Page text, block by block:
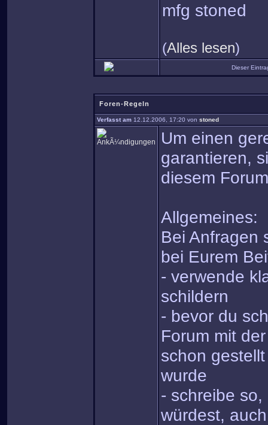
mfg stoned
(Alles lesen)
Dieser
Foren-Regeln
Verfasst am 12.12.2006, 17:20 von stoned
Um einen
garantieren,
diesem
Allgemeines:
Bei Anfragen
bei Eurem
- verwende
schildern
- bevor du
Forum mit
schon
wurde
- schreibe
würdest,